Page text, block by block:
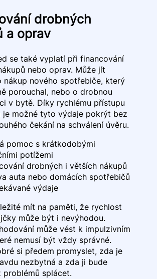
drobných
a oprav
se také vyplatí při financování
nebo oprav. Může jít
nákup nového spotřebiče, který
porouchal, nebo o drobnou
v bytě. Díky rychlému přístupu
je možné tyto výdaje pokrýt bez
čekání na schválení úvěru.
pomoc s krátkodobými
potížemi
drobných i větších nákupů
auta nebo domácích spotřebičů
výdaje
mít na paměti, že rychlost
může být i nevýhodou.
může vést k impulzivním
nemusí být vždy správné.
si předem promyslet, zda je
nezbytná a zda ji bude
problémů splácet.